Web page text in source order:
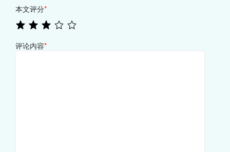
本文评分*
评论内容*